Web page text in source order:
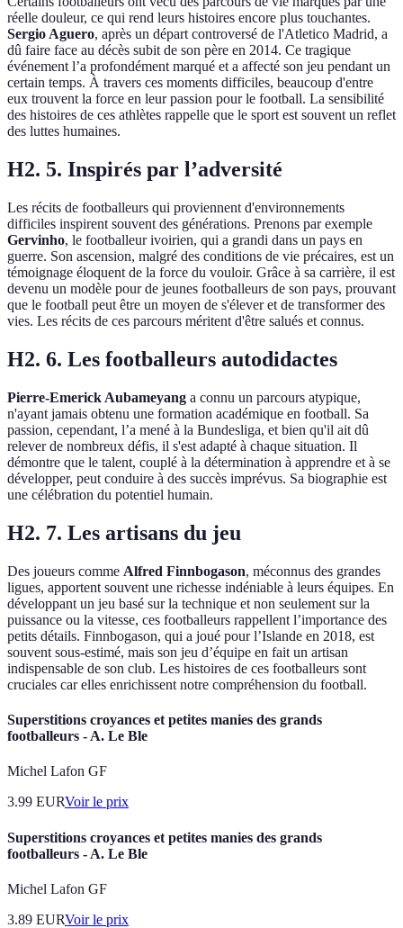
réelle douleur, ce qui rend leurs histoires encore plus touchantes.
Sergio Aguero, après un départ controversé de l'Atletico Madrid, a
dû faire face au décès subit de son père en 2014. Ce tragique
événement l’a profondément marqué et a affecté son jeu pendant un
certain temps. À travers ces moments difficiles, beaucoup d'entre
eux trouvent la force en leur passion pour le football. La sensibilité
des histoires de ces athlètes rappelle que le sport est souvent un reflet
des luttes humaines.
H2. 5. Inspirés par l’adversité
Les récits de footballeurs qui proviennent d'environnements
difficiles inspirent souvent des générations. Prenons par exemple
Gervinho, le footballeur ivoirien, qui a grandi dans un pays en
guerre. Son ascension, malgré des conditions de vie précaires, est un
témoignage éloquent de la force du vouloir. Grâce à sa carrière, il est
devenu un modèle pour de jeunes footballeurs de son pays, prouvant
que le football peut être un moyen de s'élever et de transformer des
vies. Les récits de ces parcours méritent d'être salués et connus.
H2. 6. Les footballeurs autodidactes
Pierre-Emerick Aubameyang a connu un parcours atypique,
n'ayant jamais obtenu une formation académique en football. Sa
passion, cependant, l’a mené à la Bundesliga, et bien qu'il ait dû
relever de nombreux défis, il s'est adapté à chaque situation. Il
démontre que le talent, couplé à la détermination à apprendre et à se
développer, peut conduire à des succès imprévus. Sa biographie est
une célébration du potentiel humain.
H2. 7. Les artisans du jeu
Des joueurs comme Alfred Finnbogason, méconnus des grandes
ligues, apportent souvent une richesse indéniable à leurs équipes. En
développant un jeu basé sur la technique et non seulement sur la
puissance ou la vitesse, ces footballeurs rappellent l’importance des
petits détails. Finnbogason, qui a joué pour l’Islande en 2018, est
souvent sous-estimé, mais son jeu d’équipe en fait un artisan
indispensable de son club. Les histoires de ces footballeurs sont
cruciales car elles enrichissent notre compréhension du football.
Superstitions croyances et petites manies des grands
footballeurs - A. Le Ble
Michel Lafon GF
3.99 EURVoir le prix
Superstitions croyances et petites manies des grands
footballeurs - A. Le Ble
Michel Lafon GF
3.89 EURVoir le prix